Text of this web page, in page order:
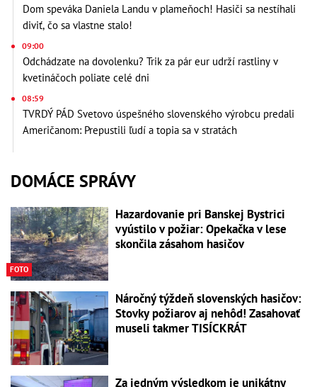
Dom speváka Daniela Landu v plameňoch! Hasiči sa nestíhali
diviť, čo sa vlastne stalo!
09:00
Odchádzate na dovolenku? Trik za pár eur udrží rastliny v
kvetináčoch poliate celé dni
08:59
TVRDÝ PÁD Svetovo úspešného slovenského výrobcu predali
Američanom: Prepustili ľudí a topia sa v stratách
DOMÁCE SPRÁVY
FOTO
Hazardovanie pri Banskej Bystrici
vyústilo v požiar: Opekačka v lese
skončila zásahom hasičov
Náročný týždeň slovenských hasičov:
Stovky požiarov aj nehôd! Zasahovať
museli takmer TISÍCKRÁT
Za jedným výsledkom je unikátny